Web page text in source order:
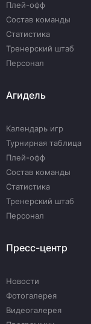
Плей-офф
Состав команды
Статистика
Тренерский штаб
Персонал
Агидель
Календарь игр
Турнирная таблица
Плей-офф
Состав команды
Статистика
Тренерский штаб
Персонал
Пресс-центр
Новости
Фотогалерея
Видеогалерея